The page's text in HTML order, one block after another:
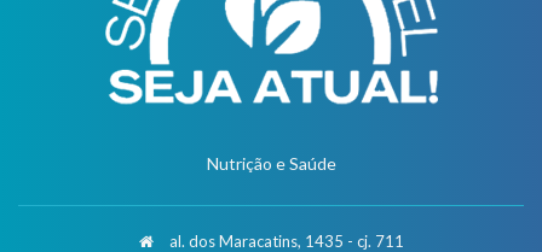
Nutrição e Saúde
al. dos Maracatins, 1435 - cj. 711